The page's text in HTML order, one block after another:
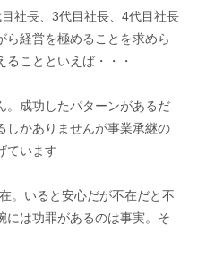
社長、3代目社長、4代目社長
ら経営を極めることを求めら
ことといえば・・・
成功したパターンがあるだ
しかありませんが事業承継の
ています
。いると安心だが不在だと不
には功罪があるのは事実。そ